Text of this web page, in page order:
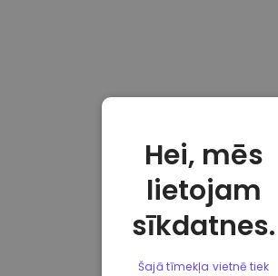
Hei, mēs
lietojam
sīkdatnes.
Šajā tīmekļa vietnē tiek